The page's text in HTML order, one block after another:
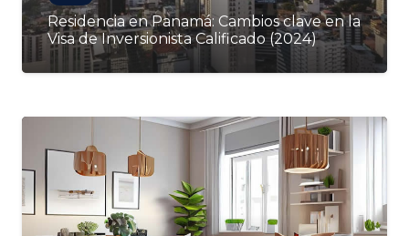
Residencia en Panamá: Cambios clave en la
Visa de Inversionista Calificado (2024)